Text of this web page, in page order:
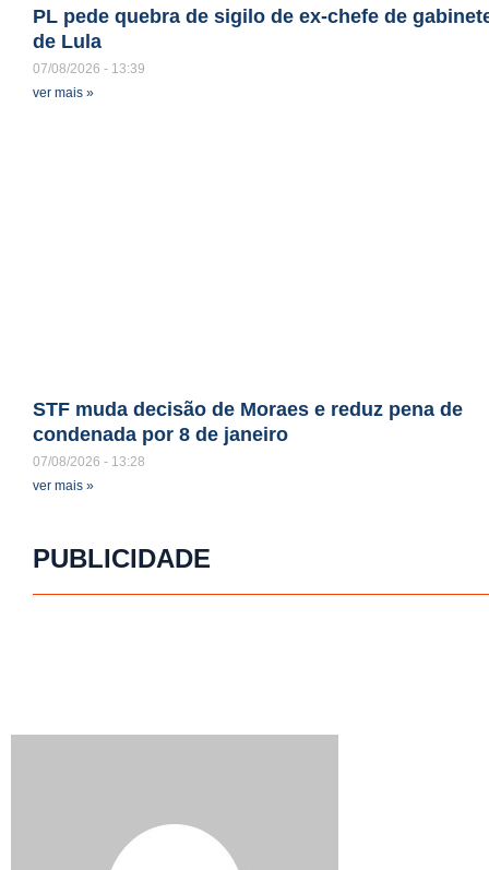
PL pede quebra de sigilo de ex-chefe de
de Lula
07/08/2026
13:39
ver mais »
STF muda decisão de Moraes e reduz pena de
condenada por 8 de janeiro
07/08/2026
13:28
ver mais »
PUBLICIDADE